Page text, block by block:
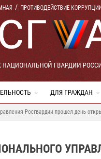
ПРОТИВОДЕЙСТВИЕ КОРРУПЦИИ
ГВАРДИИ
ДЛЯ ГРАЖДАН
Росгвардии прошел день